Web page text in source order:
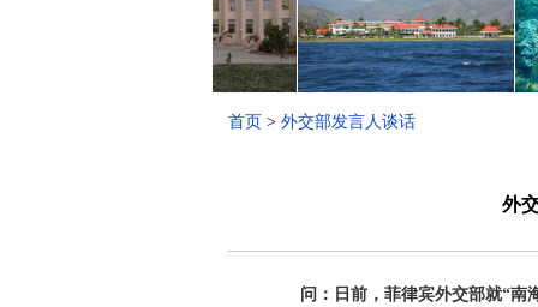
首页 > 外交部发言人谈话
外
问：日前，菲律宾外交部就“